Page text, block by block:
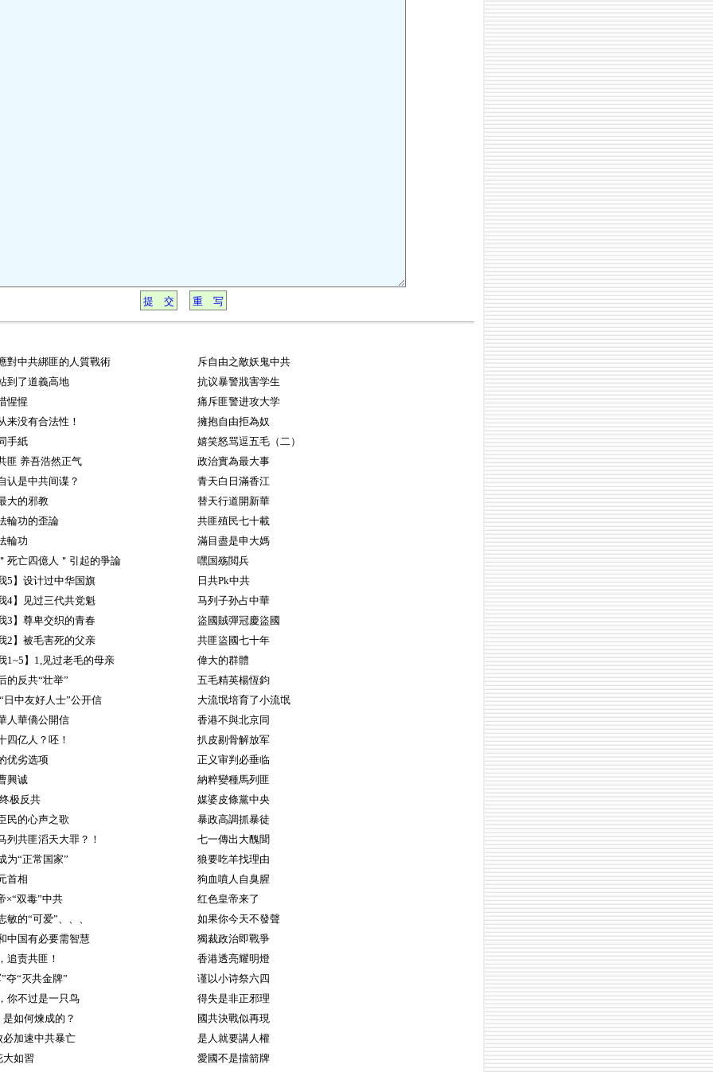
對中共綁匪的人質戰術
到了道義高地
惺惺
来没有合法性！
手紙
匪 养吾浩然正气
认是中共间谍？
大的邪教
輪功的歪論
輪功
死亡四億人＂引起的爭論
5】设计过中华国旗
4】见过三代共党魁
3】尊卑交织的青春
2】被毛害死的父亲
1~5】1,见过老毛的母亲
的反共“壮举”
中友好人士”公开信
人華僑公開信
四亿人？呸！
优劣选项
興诚
极反共
民的心声之歌
列共匪滔天大罪？！
为“正常国家”
首相
×“双毒”中共
敏的“可爱”、、、
中国有必要需智慧
追责共匪！
夺“灭共金牌”
你不过是一只鸟
如何煉成的？
加速中共暴亡
大如習
斥自由之敵妖鬼中共
抗议暴警戕害学生
痛斥匪警进攻大学
擁抱自由拒為奴
嬉笑怒骂逗五毛（二）
政治實為最大事
青天白日滿香江
替天行道開新華
共匪殖民七十載
滿目盡是申大媽
嘿国殇閲兵
日共Pk中共
马列子孙占中華
盜國賊彈冠慶盜國
共匪盜國七十年
偉大的群體
五毛精英楊恆鈞
大流氓培育了小流氓
香港不與北京同
扒皮剔骨解放军
正义审判必垂临
納粹變種馬列匪
媒婆皮條黨中央
暴政高調抓暴徒
七一傳出大醜聞
狼要吃羊找理由
狗血噴人自臭腥
红色皇帝来了
如果你今天不發聲
獨裁政治即戰爭
香港透亮耀明燈
谨以小诗祭六四
得失是非正邪理
國共決戰似再現
是人就要講人權
愛國不是擋箭牌